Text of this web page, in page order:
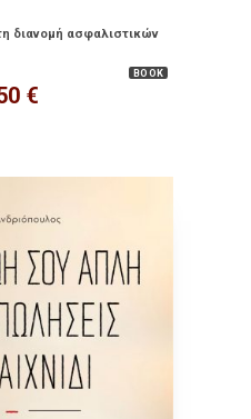
διανομή ασφαλιστικών
BOOK
€